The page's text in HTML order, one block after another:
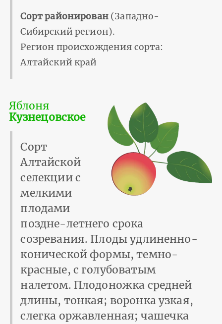
Сорт районирован(Западно-
Сибирский регион).
Регион происхождения сорта:
Алтайский край
Яблоня
Кузнецовское
Сорт
Алтайской
селекции с
мелкими
плодами
поздне-летнего срока
созревания. Плоды удлиненно-
конической формы, темно-
красные, с голубоватым
налетом. Плодоножка средней
длины, тонкая; воронка узкая,
слегка оржавленная; чашечка